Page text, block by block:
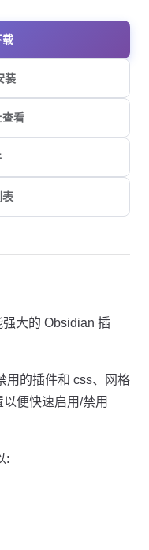
载
装
看
表
大的 Obsidian 插
用的插件和 css、网格
便快速启用/禁用
: